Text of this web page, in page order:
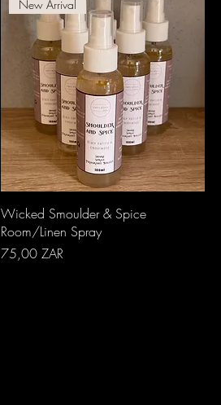
Aperçu rapide
New Arrival
Wicked Smoulder & Spice
Room/Linen Spray
Prix
75,00 ZAR